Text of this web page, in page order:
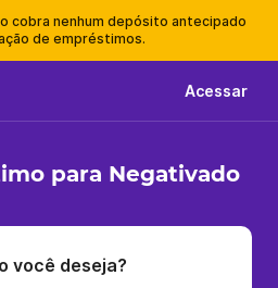
cobra nenhum depósito antecipado
de empréstimos.
Acessar
para Negativado
você deseja?